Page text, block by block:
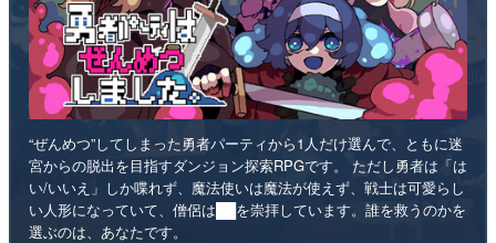
“ぜんめつ”してしまった勇者パーティから1人だけ選んで、ともに迷
宮からの脱出を目指すダンジョン探索RPGです。 ただし勇者は「は
い/いいえ」しか喋れず、魔法使いは魔法が使えず、戦士は可愛らし
い人形になっていて、僧侶は██を崇拝しています。誰を救うのかを
選ぶのは、あなたです。